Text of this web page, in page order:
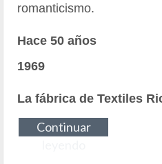
romanticismo.
Hace 50 años
1969
La fábrica de Textiles
Continuar